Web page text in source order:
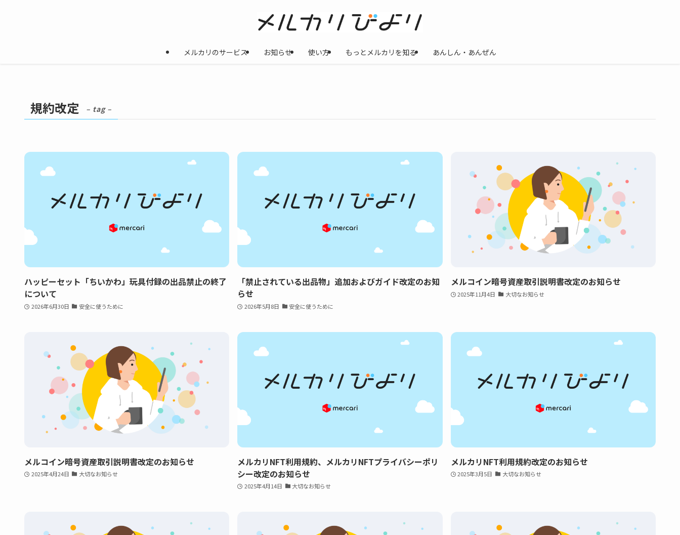
メルカリのサービス お知らせ 使い方 もっとメルカリを知る あんしん・あんぜん
規約改定 – tag –
ハッピーセット「ちいかわ」玩具付録の出品禁止の終了
について
2026年6月30日 安全に使うために
「禁止されている出品物」追加およびガイド改定のお知
らせ
2026年5月8日 安全に使うために
メルコイン暗号資産取引説明書改定のお知らせ
2025年11月4日 大切なお知らせ
メルコイン暗号資産取引説明書改定のお知らせ
2025年4月24日 大切なお知らせ
メルカリNFT利用規約、メルカリNFTプライバシーポリ
シー改定のお知らせ
2025年4月14日 大切なお知らせ
メルカリNFT利用規約改定のお知らせ
2025年3月5日 大切なお知らせ